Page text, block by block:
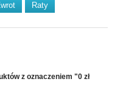
Raty
z oznaczeniem "0 zł